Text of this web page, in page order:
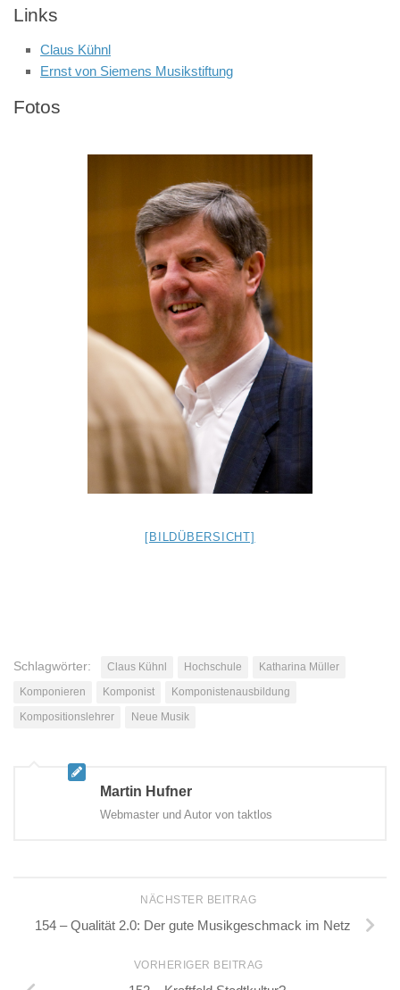
Links
Claus Kühnl
Ernst von Siemens Musikstiftung
Fotos
[BILDÜBERSICHT]
Schlagwörter: Claus Kühnl Hochschule
Katharina Müller
Komponieren
Komponist
Komponistenausbildung
Kompositionslehrer
Neue Musik
Martin Hufner
Webmaster und Autor von taktlos
NÄCHSTER BEITRAG
154 – Qualität 2.0: Der gute Musikgeschmack im Netz
VORHERIGER BEITRAG